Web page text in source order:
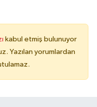
kabul etmiş bulunuyor
Yazılan yorumlardan